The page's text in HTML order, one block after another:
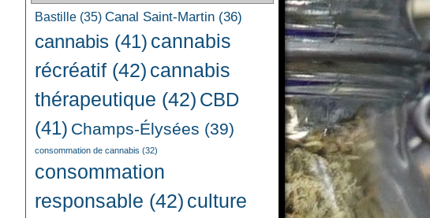
Bastille (35) Canal Saint-Martin (36)
cannabis (41) cannabis
récréatif (42) cannabis
thérapeutique (42) CBD
(41) Champs-Élysées (39)
consommation de cannabis (32)
consommation
responsable (42) culture